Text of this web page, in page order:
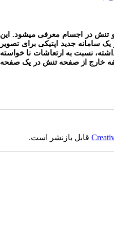
و تنش در اجسام معرفی میشود. این
سامانه جدید اپتیکی برای تصویر
نسبت به ارتعاشات نا خواسته
خارج از صفحه تنش در یک صفحه
قابل بازنشر است.